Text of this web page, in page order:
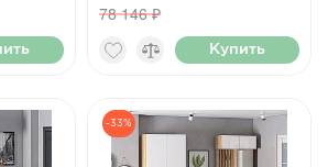
78 146 ₽
Купить
-33%